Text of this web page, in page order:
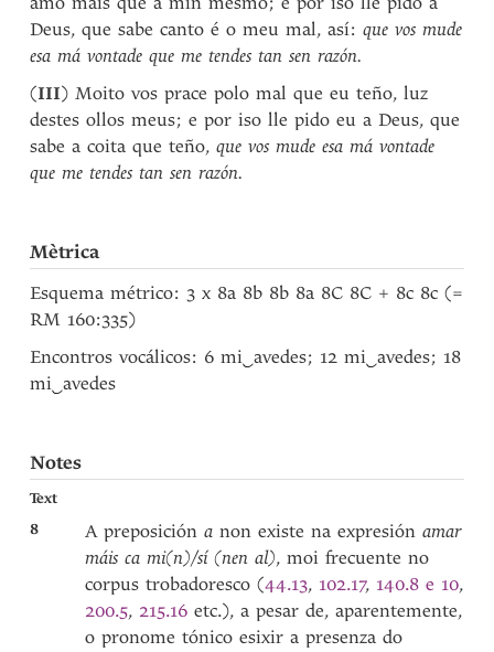
Deus, que sabe canto é o meu mal, así:que vos mude
esa má vontade que me tendes tan sen razón.
(III) Moito vos prace polo mal que eu teño, luz
destes ollos meus; e por iso lle pido eu a Deus, que
sabe a coita que teño,que vos mude esa má vontade
que me tendes tan sen razón.
Mètrica
Esquema métrico: 3 x 8a 8b 8b 8a 8C 8C + 8c 8c (=
RM 160:335)
Encontros vocálicos: 6 mi ‿avedes; 12 mi ‿avedes; 18
mi ‿avedes
Notes
Text
8
A preposicióna non existe na expresiónamar
máis ca mi(n)/sí (nen al), moi frecuente no
corpus trobadoresco (44.13, 102.17, 140.8 e 10,
200.5, 215.16 etc.), a pesar de, aparentemente,
o pronome tónico esixir a presenza do